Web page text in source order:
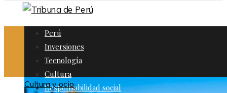
Perú
Inversiones
Tecnología
Cultura
Responsabilidad social
Cultura y ocio